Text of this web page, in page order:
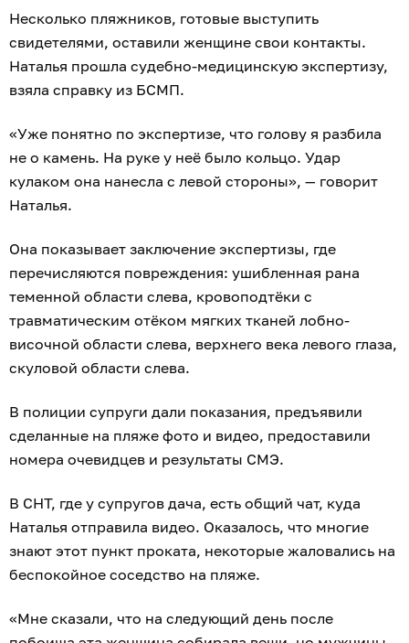
Несколько пляжников, готовые выступить
свидетелями, оставили женщине свои контакты.
Наталья прошла судебно-медицинскую экспертизу,
взяла справку из БСМП.
«Уже понятно по экспертизе, что голову я разбила
не о камень. На руке у неё было кольцо. Удар
кулаком она нанесла с левой стороны», — говорит
Наталья.
Она показывает заключение экспертизы, где
перечисляются повреждения: ушибленная рана
теменной области слева, кровоподтёки с
травматическим отёком мягких тканей лобно-
височной области слева, верхнего века левого глаза,
скуловой области слева.
В полиции супруги дали показания, предъявили
сделанные на пляже фото и видео, предоставили
номера очевидцев и результаты СМЭ.
В СНТ, где у супругов дача, есть общий чат, куда
Наталья отправила видео. Оказалось, что многие
знают этот пункт проката, некоторые жаловались на
беспокойное соседство на пляже.
«Мне сказали, что на следующий день после